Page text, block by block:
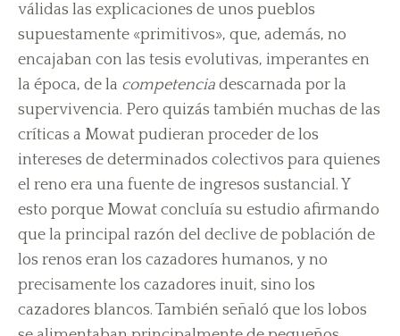
válidas las explicaciones de unos pueblos
supuestamente «primitivos», que, además, no
encajaban con las tesis evolutivas, imperantes en
la época, de la competencia descarnada por la
supervivencia. Pero quizás también muchas de las
críticas a Mowat pudieran proceder de los
intereses de determinados colectivos para quienes
el reno era una fuente de ingresos sustancial. Y
esto porque Mowat concluía su estudio afirmando
que la principal razón del declive de población de
los renos eran los cazadores humanos, y no
precisamente los cazadores inuit, sino los
cazadores blancos. También señaló que los lobos